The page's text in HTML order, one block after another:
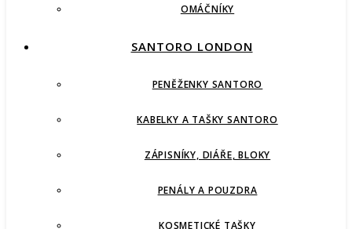
OMÁČNÍKY
SANTORO LONDON
PENĚŽENKY SANTORO
KABELKY A TAŠKY SANTORO
ZÁPISNÍKY, DIÁŘE, BLOKY
PENÁLY A POUZDRA
KOSMETICKÉ TAŠKY